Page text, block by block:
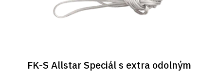
FK-S Allstar Speciál s extra odolným